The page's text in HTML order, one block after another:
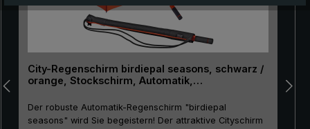
City-Regenschirm birdiepal seasons, schwarz /
orange, Stockschirm, Automatik,
Der robuste Automatik-Regenschirm "birdiepal
seasons" wird Sie begeistern! Der attraktive Cityschirm